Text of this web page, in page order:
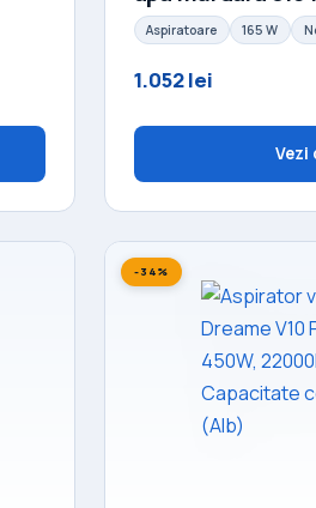
Aspiratoare 165 W
1.052 lei
Vezi
-34%